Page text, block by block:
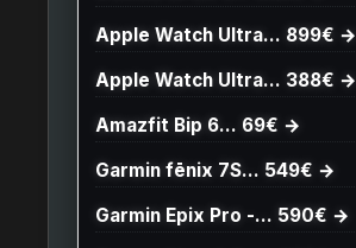
Apple Watch Ultra… 899€ →
Apple Watch Ultra… 388€ →
Amazfit Bip 6… 69€ →
Garmin fēnix 7S… 549€ →
Garmin Epix Pro -… 590€ →